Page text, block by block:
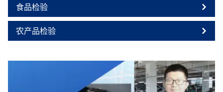
食品检验
农产品检验